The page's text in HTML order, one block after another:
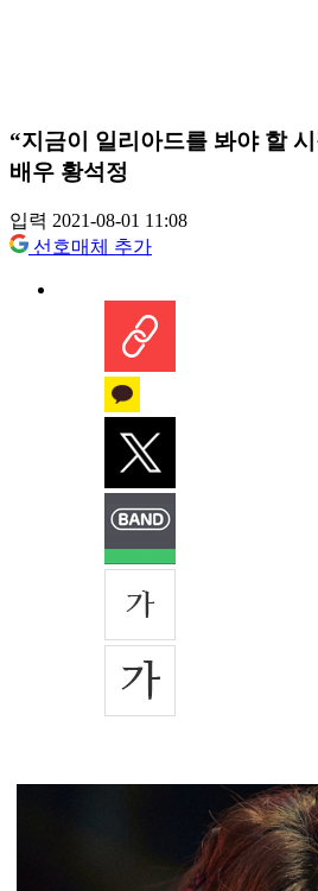
“지금이 일리아드를 봐야 할
배우 황석정
입력 2021-08-01 11:08
선호매체 추가